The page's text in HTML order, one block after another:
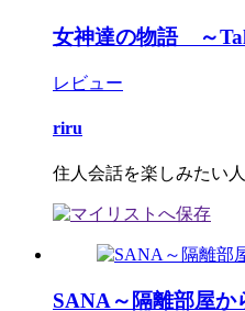
女神達の物語 ～
レビュー
riru
住人会話を楽しみたい
SANA～隔離部屋か